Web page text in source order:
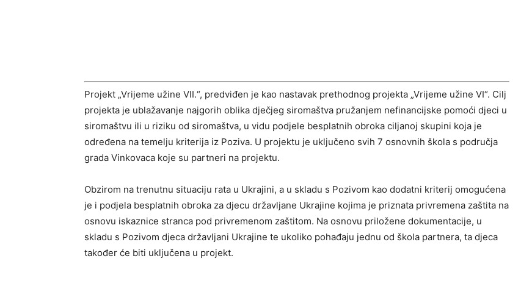
Projekt „Vrijeme užine VII.“, predviđen je kao nastavak prethodnog projekta „Vrijeme užine VI“. Cilj
projekta je ublažavanje najgorih oblika dječjeg siromaštva pružanjem nefinancijske pomoći djeci u
siromaštvu ili u riziku od siromaštva, u vidu podjele besplatnih obroka ciljanoj skupini koja je
određena na temelju kriterija iz Poziva. U projektu je uključeno svih 7 osnovnih škola s područja
grada Vinkovaca koje su partneri na projektu.
Obzirom na trenutnu situaciju rata u Ukrajini, a u skladu s Pozivom kao dodatni kriterij omogućena
je i podjela besplatnih obroka za djecu državljane Ukrajine kojima je priznata privremena zaštita na
osnovu iskaznice stranca pod privremenom zaštitom. Na osnovu priložene dokumentacije, u
skladu s Pozivom djeca državljani Ukrajine te ukoliko pohađaju jednu od škola partnera, ta djeca
također će biti uključena u projekt.